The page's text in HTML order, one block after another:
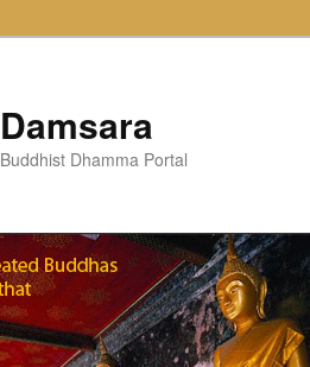
Damsara
Buddhist Dhamma Portal